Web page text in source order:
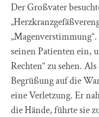
Der Großvater
seinen Patienten ein,
Rechten“ zu sehen.
Begrüßung auf die
eine Verletzung. Er
die Hände, führte sie